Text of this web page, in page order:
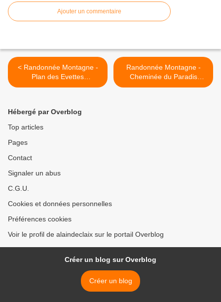
Ajouter un commentaire
< Randonnée Montagne -
Plan des Evettes
(Maurienne)
Randonnée Montagne -
Cheminée du Paradis
(Chartreuse) >
Hébergé par Overblog
Top articles
Pages
Contact
Signaler un abus
C.G.U.
Cookies et données personnelles
Préférences cookies
Voir le profil de alaindeclaix sur le portail Overblog
Créer un blog sur Overblog
Créer un blog